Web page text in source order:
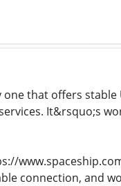
that offers stable
It&rsquo;s
connection, and